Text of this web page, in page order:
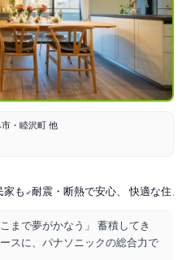
・睦沢町 他
家も 耐震・断熱で安心、 快適な住まい
まで夢がかなう」 蓄積してき
スに、パナソニックの総合力で